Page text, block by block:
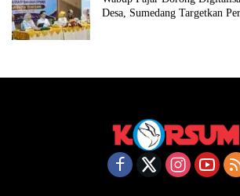
Desa, Sumedang Targetkan